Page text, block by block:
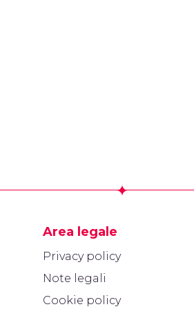
Area legale
Privacy policy
Note legali
Cookie policy